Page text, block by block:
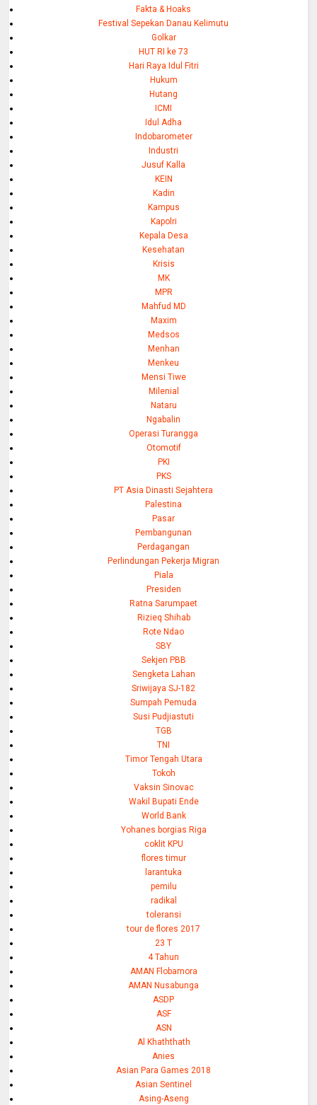
Fakta & Hoaks
Festival Sepekan Danau Kelimutu
Golkar
HUT RI ke 73
Hari Raya Idul Fitri
Hukum
Hutang
ICMI
Idul Adha
Indobarometer
Industri
Jusuf Kalla
KEIN
Kadin
Kampus
Kapolri
Kepala Desa
Kesehatan
Krisis
MK
MPR
Mahfud MD
Maxim
Medsos
Menhan
Menkeu
Mensi Tiwe
Milenial
Nataru
Ngabalin
Operasi Turangga
Otomotif
PKI
PKS
PT Asia Dinasti Sejahtera
Palestina
Pasar
Pembangunan
Perdagangan
Perlindungan Pekerja Migran
Piala
Presiden
Ratna Sarumpaet
Rizieq Shihab
Rote Ndao
SBY
Sekjen PBB
Sengketa Lahan
Sriwijaya SJ-182
Sumpah Pemuda
Susi Pudjiastuti
TGB
TNI
Timor Tengah Utara
Tokoh
Vaksin Sinovac
Wakil Bupati Ende
World Bank
Yohanes borgias Riga
coklit KPU
flores timur
larantuka
pemilu
radikal
toleransi
tour de flores 2017
23 T
4 Tahun
AMAN Flobamora
AMAN Nusabunga
ASDP
ASF
ASN
Al Khaththath
Anies
Asian Para Games 2018
Asian Sentinel
Asing-Aseng